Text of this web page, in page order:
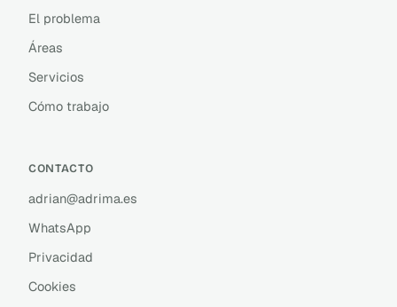
El problema
Áreas
Servicios
Cómo trabajo
CONTACTO
adrian@adrima.es
WhatsApp
Privacidad
Cookies